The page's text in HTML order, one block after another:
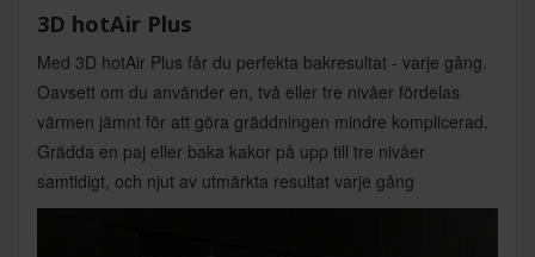
3D hotAir Plus
Med 3D hotAir Plus får du perfekta bakresultat - varje gång.
Oavsett om du använder en, två eller tre nivåer fördelas
värmen jämnt för att göra gräddningen mindre komplicerad.
Grädda en paj eller baka kakor på upp till tre nivåer
samtidigt, och njut av utmärkta resultat varje gång